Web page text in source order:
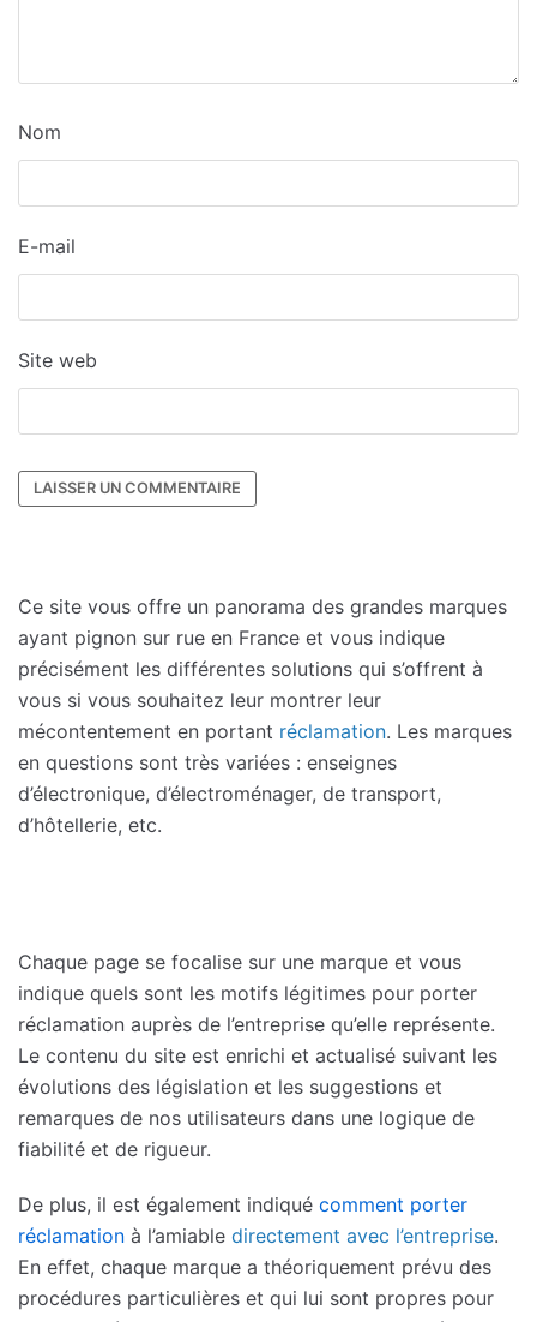
Nom
E-mail
Site web
Ce site vous offre un panorama des grandes marques
ayant pignon sur rue en France et vous indique
précisément les différentes solutions qui s’offrent à
vous si vous souhaitez leur montrer leur
mécontentement en portant réclamation. Les marques
en questions sont très variées : enseignes
d’électronique, d’électroménager, de transport,
d’hôtellerie, etc.
Chaque page se focalise sur une marque et vous
indique quels sont les motifs légitimes pour porter
réclamation auprès de l’entreprise qu’elle représente.
Le contenu du site est enrichi et actualisé suivant les
évolutions des législation et les suggestions et
remarques de nos utilisateurs dans une logique de
fiabilité et de rigueur.
De plus, il est également indiqué comment porter
réclamation à l’amiable directement avec l’entreprise.
En effet, chaque marque a théoriquement prévu des
procédures particulières et qui lui sont propres pour